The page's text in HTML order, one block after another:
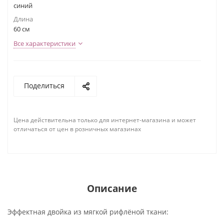
синий
Длина
60 см
Все характеристики
Поделиться
Цена действительна только для интернет-магазина и может
отличаться от цен в розничных магазинах
Описание
Эффектная двойка из мягкой рифлёной ткани: